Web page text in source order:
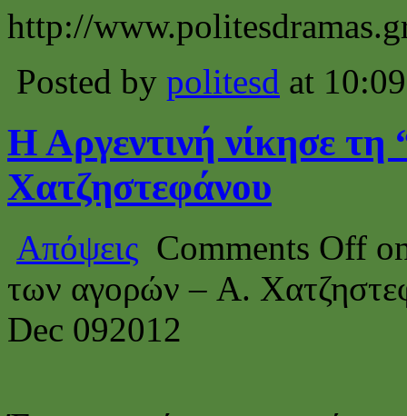
http://
Posted by politesd at 10:09
Η Αργεντινή νίκησε
Χατζηστεφάνου
Απόψεις Comments Off
των αγορών – A.
Dec 092012